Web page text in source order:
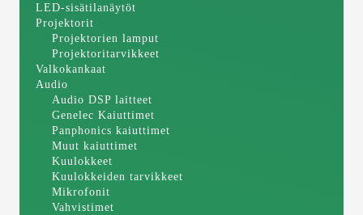
LED-sisätilanäytöt
Projektorit
Projektorien lamput
Projektoritarvikkeet
Valkokankaat
Audio
Audio DSP laitteet
Genelec Kaiuttimet
Panphonics kaiuttimet
Muut kaiuttimet
Kuulokkeet
Kuulokkeiden tarvikkeet
Mikrofonit
Vahvistimet